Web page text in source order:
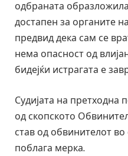
одбраната
достапен за органите
предвид дека сам се
нема опасност од
бидејќи истрагата е
Судијата на претходна
од скопското
став од обвинителот
поблага мерка.